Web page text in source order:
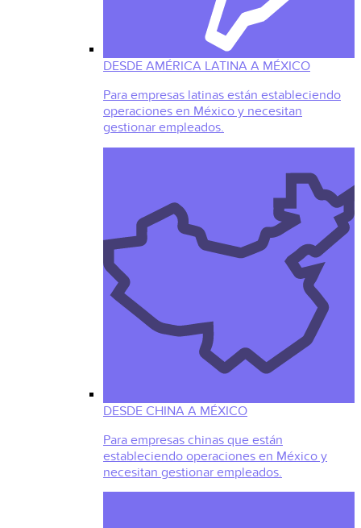
DESDE AMÉRICA LATINA A MÉXICO
Para empresas latinas están estableciendo
operaciones en México y necesitan
gestionar empleados.
DESDE CHINA A MÉXICO
Para empresas chinas que están
estableciendo operaciones en México y
necesitan gestionar empleados.